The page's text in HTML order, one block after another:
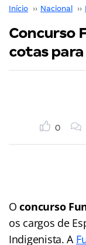
Início ›› Nacional ››
Concurso
cotas para
0
Oconcurso
os cargos de
Indigenista. A